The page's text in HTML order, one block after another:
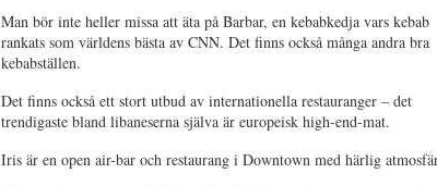
Man bör inte heller missa att äta på Barbar, en kebabkedja vars kebab
rankats som världens bästa av CNN. Det finns också många andra bra
kebabställen.
Det finns också ett stort utbud av internationella restauranger – det
trendigaste bland libaneserna själva är europeisk high-end-mat.
Iris är en open air-bar och restaurang i Downtown med härlig